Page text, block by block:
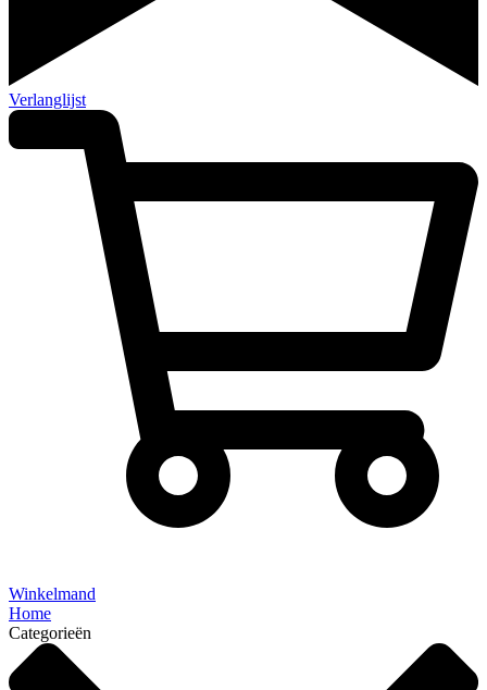
Verlanglijst
Winkelmand
Home
Categorieën